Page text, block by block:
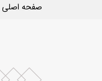
صفحه اصلی